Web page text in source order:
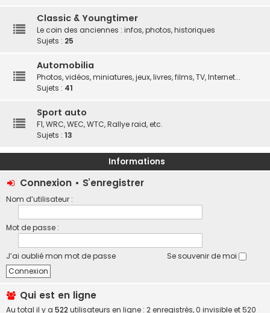
Classic & Youngtimer
Le coin des anciennes : infos, photos, historiques
Sujets : 25
Automobilia
Photos, vidéos, miniatures, jeux, livres, films, TV, Internet...
Sujets : 41
Sport auto
F1, WRC, WEC, WTC, Rallye raid, etc.
Sujets : 13
Informations
Connexion • S’enregistrer
Nom d’utilisateur :
Mot de passe :
J’ai oublié mon mot de passe Se souvenir de moi
Qui est en ligne
Au total il y a 522utilisateurs en ligne : 2 enregistrés, 0 invisible et 520